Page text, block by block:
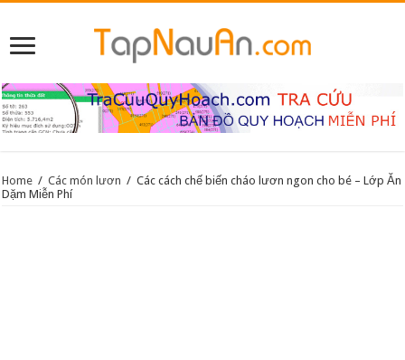
Home / Các món lươn / Các cách chế biến cháo lươn ngon cho bé – Lớp Ăn
Dặm Miễn Phí